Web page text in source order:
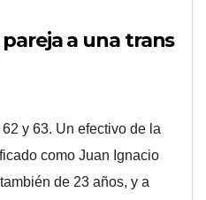
a una trans
y 63. Un efectivo de la
como Juan Ignacio
de 23 años, y a